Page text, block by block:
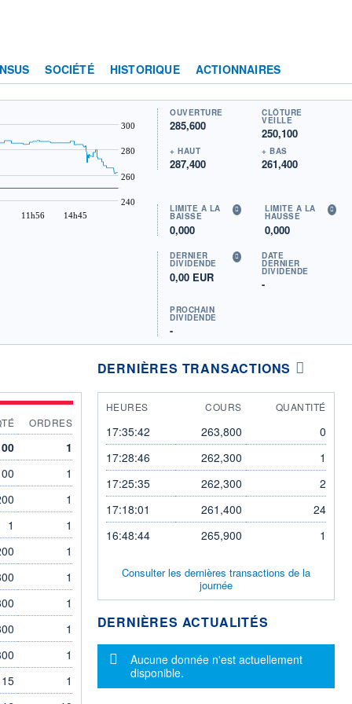
SOCIÉTÉ HISTORIQUE ACTIONNAIRES
11h56 14h45
240
260
280
300
OUVERTURE
285,600
CLÔTURE
VEILLE
250,100
+ HAUT
287,400
+ BAS
261,400
LIMITE À LA
BAISSE
0,000
LIMITE À LA
HAUSSE
0,000
DERNIER
DIVIDENDE
0,00 EUR
DATE
DERNIER
DIVIDENDE
-
PROCHAIN
DIVIDENDE
-
ORDRES
1
1
1
1
1
1
1
1
1
1
15
1
DERNIÈRES TRANSACTIONS
HEURES COURS QUANTITÉ
17:35:42 263,800
0
17:28:46
262,300
1
17:25:35
262,300
2
17:18:01
261,400
24
16:48:44
265,900 1
Consulter les dernières transactions de la
journée
DERNIÈRES ACTUALITÉS
Message d'information
Aucune donnée n'est actuellement
disponible.